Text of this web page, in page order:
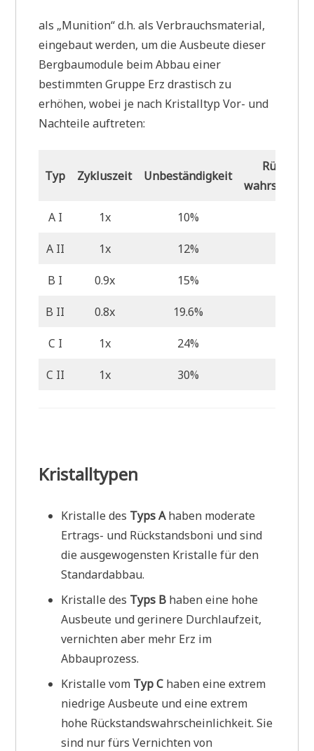
als „Munition“ d.h. als Verbrauchsmaterial,
eingebaut werden, um die Ausbeute dieser
Bergbaumodule beim Abbau einer
bestimmten Gruppe Erz drastisch zu
erhöhen, wobei je nach Kristalltyp Vor- und
Nachteile auftreten:
Typ Zykluszeit Unbeständigkeit
A I 1x 10%
A II 1x 12%
B I 0.9x 15%
B II 0.8x 19.6%
C I 1x 24%
C II 1x 30%
Kristalltypen
Kristalle des Typs Ahaben moderate
Ertrags- und Rückstandsboni und sind
die ausgewogensten Kristalle für den
Standardabbau.
Kristalle des Typs B haben eine hohe
Ausbeute und gerinere Durchlaufzeit,
vernichten aber mehr Erz im
Abbauprozess.
Kristalle vom Typ C haben eine extrem
niedrige Ausbeute und eine extrem
hohe Rückstandswahrscheinlichkeit. Sie
sind nur fürs Vernichten von